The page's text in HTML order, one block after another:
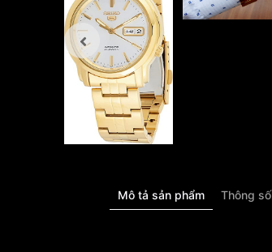
Mô tả sản phẩm Thông số